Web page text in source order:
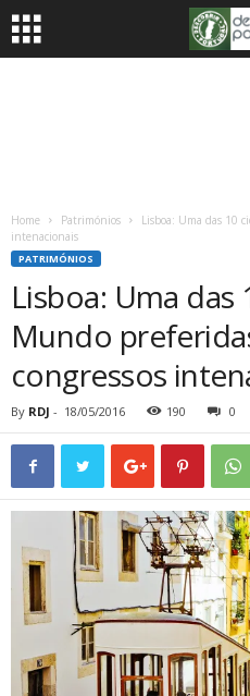
Home Patrimónios
Lisboa: Uma das 10
intenacionais
PATRIMÓNIOS
Lisboa: Uma das
Mundo
congressos
By RDJ - 18/05/2016 190 0